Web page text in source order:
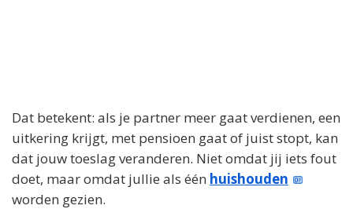
Dat betekent: als je partner meer gaat verdienen, een
uitkering krijgt, met pensioen gaat of juist stopt, kan
dat jouw toeslag veranderen. Niet omdat jij iets fout
doet, maar omdat jullie als één huishouden
worden gezien.